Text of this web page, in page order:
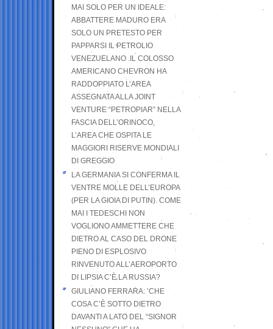
MAI SOLO PER UN IDEALE:
ABBATTERE MADURO ERA
SOLO UN PRETESTO PER
PAPPARSI IL PETROLIO
VENEZUELANO .IL COLOSSO
AMERICANO CHEVRON HA
RADDOPPIATO L’AREA
ASSEGNATA ALLA JOINT
VENTURE “PETROPIAR” NELLA
FASCIA DELL’ORINOCO,
L’AREA CHE OSPITA LE
MAGGIORI RISERVE MONDIALI
DI GREGGIO
LA GERMANIA SI CONFERMA IL
VENTRE MOLLE DELL’EUROPA
(PER LA GIOIA DI PUTIN). COME
MAI I TEDESCHI NON
VOGLIONO AMMETTERE CHE
DIETRO AL CASO DEL DRONE
PIENO DI ESPLOSIVO
RINVENUTO ALL’AEROPORTO
DI LIPSIA C’È LA RUSSIA?
GIULIANO FERRARA: ’CHE
COSA C’È SOTTO DIETRO
DAVANTI A LATO DEL “SIGNOR